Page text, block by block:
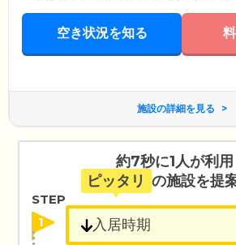
空き状況を知る
施設の詳細を見る
約7秒に1人が利用
ピッタリ の施設を提
STEP
1